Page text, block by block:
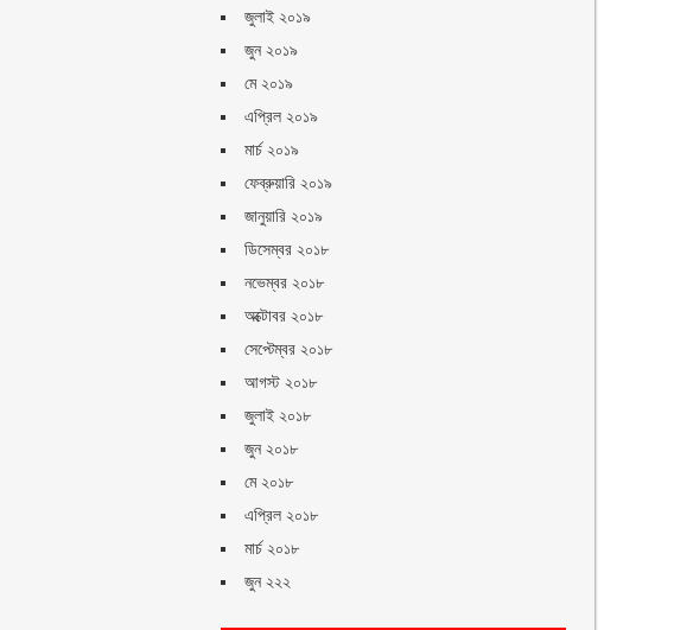
জুলাই ২০১৯
জুন ২০১৯
মে ২০১৯
এপ্রিল ২০১৯
মার্চ ২০১৯
ফেব্রুয়ারি ২০১৯
জানুয়ারি ২০১৯
ডিসেম্বর ২০১৮
নভেম্বর ২০১৮
অক্টোবর ২০১৮
সেপ্টেম্বর ২০১৮
আগস্ট ২০১৮
জুলাই ২০১৮
জুন ২০১৮
মে ২০১৮
এপ্রিল ২০১৮
মার্চ ২০১৮
জুন ২২২